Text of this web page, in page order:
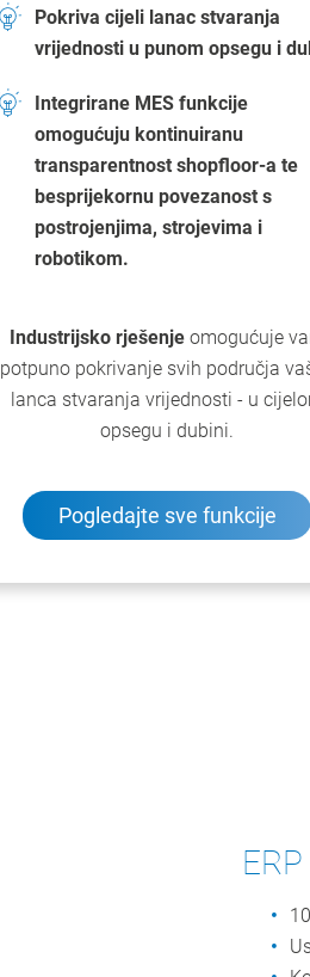
Pokriva cijeli lanac stvaranja
vrijednosti u punom opsegu i
Integrirane MES funkcije
omogućuju kontinuiranu
transparentnost shopfloor-a te
besprijekornu povezanost s
postrojenjima, strojevima i
robotikom.
Industrijsko rješenjeomogućuje
potpuno pokrivanje svih područja
lanca stvaranja vrijednosti - u
opsegu i dubini.
Pogledajte sve funkcije